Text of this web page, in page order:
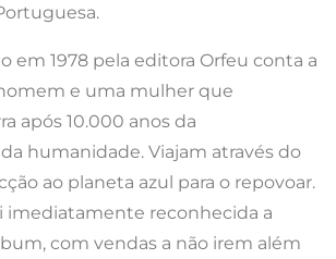
em 1978 pela editora Orfeu conta a
e uma mulher que
após 10.000 anos da
humanidade. Viajam através do
ao planeta azul para o repovoar.
imediatamente reconhecida a
com vendas a não irem além